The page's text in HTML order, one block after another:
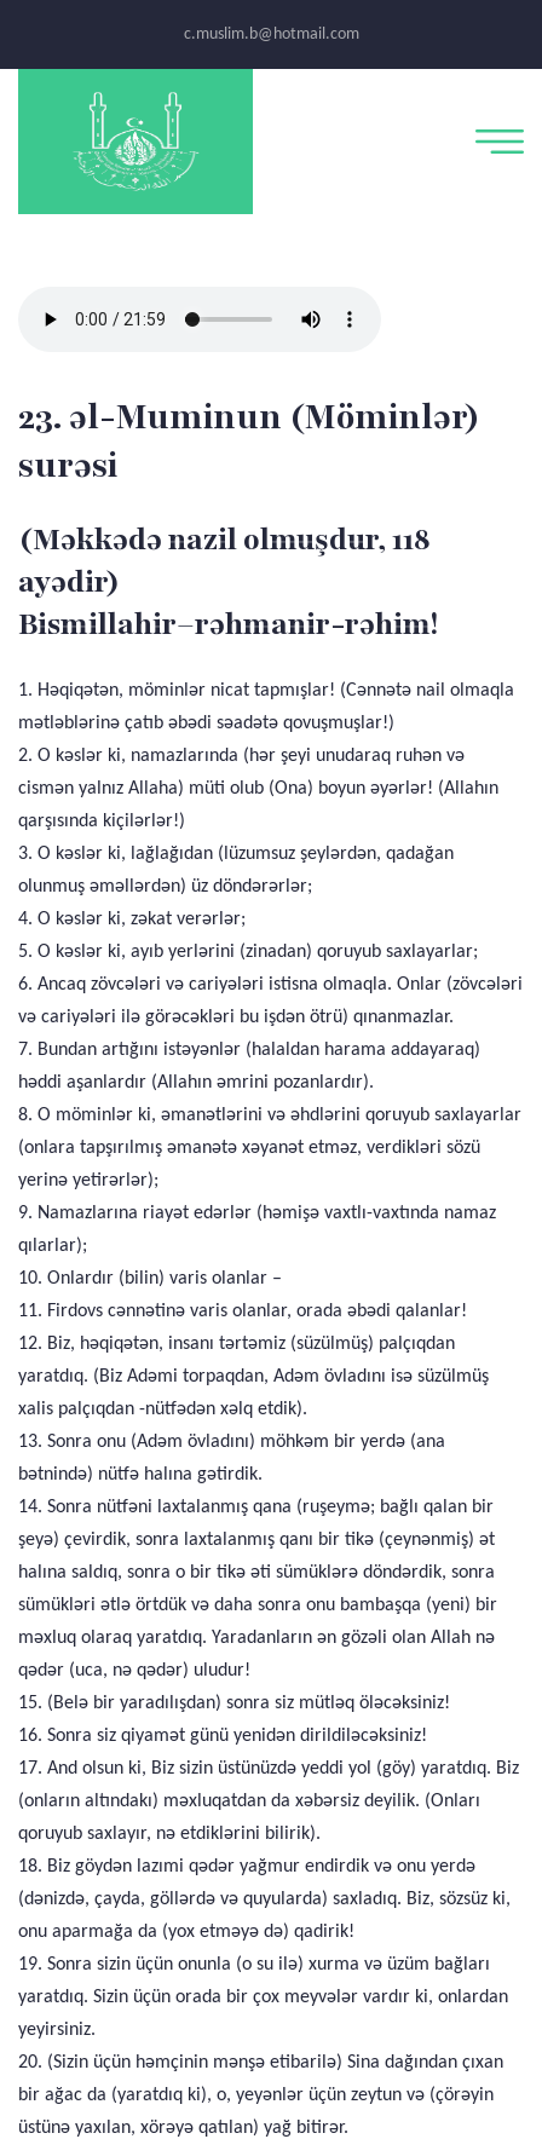
c.muslim.b@hotmail.com
23. əl-Muminun (Möminlər)
surəsi
(Məkkədə nazil olmuşdur, 118
ayədir)
Bismillahir–rəhmanir-rəhim!
1. Həqiqətən, möminlər nicat tapmışlar! (Cənnətə nail olmaqla
mətləblərinə çatıb əbədi səadətə qovuşmuşlar!)
2. O kəslər ki, namazlarında (hər şeyi unudaraq ruhən və
cismən yalnız Allaha) müti olub (Ona) boyun əyərlər! (Allahın
qarşısında kiçilərlər!)
3. O kəslər ki, lağlağıdan (lüzumsuz şeylərdən, qadağan
olunmuş əməllərdən) üz döndərərlər;
4. O kəslər ki, zəkat verərlər;
5. O kəslər ki, ayıb yerlərini (zinadan) qoruyub saxlayarlar;
6. Ancaq zövcələri və cariyələri istisna olmaqla. Onlar (zövcələri
və cariyələri ilə görəcəkləri bu işdən ötrü) qınanmazlar.
7. Bundan artığını istəyənlər (halaldan harama addayaraq)
həddi aşanlardır (Allahın əmrini pozanlardır).
8. O möminlər ki, əmanətlərini və əhdlərini qoruyub saxlayarlar
(onlara tapşırılmış əmanətə xəyanət etməz, verdikləri sözü
yerinə yetirərlər);
9. Namazlarına riayət edərlər (həmişə vaxtlı-vaxtında namaz
qılarlar);
10. Onlardır (bilin) varis olanlar –
11. Firdovs cənnətinə varis olanlar, orada əbədi qalanlar!
12. Biz, həqiqətən, insanı tərtəmiz (süzülmüş) palçıqdan
yaratdıq. (Biz Adəmi torpaqdan, Adəm övladını isə süzülmüş
xalis palçıqdan -nütfədən xəlq etdik).
13. Sonra onu (Adəm övladını) möhkəm bir yerdə (ana
bətnində) nütfə halına gətirdik.
14. Sonra nütfəni laxtalanmış qana (ruşeymə; bağlı qalan bir
şeyə) çevirdik, sonra laxtalanmış qanı bir tikə (çeynənmiş) ət
halına saldıq, sonra o bir tikə əti sümüklərə döndərdik, sonra
sümükləri ətlə örtdük və daha sonra onu bambaşqa (yeni) bir
məxluq olaraq yaratdıq. Yaradanların ən gözəli olan Allah nə
qədər (uca, nə qədər) uludur!
15. (Belə bir yaradılışdan) sonra siz mütləq öləcəksiniz!
16. Sonra siz qiyamət günü yenidən dirildiləcəksiniz!
17. And olsun ki, Biz sizin üstünüzdə yeddi yol (göy) yaratdıq. Biz
(onların altındakı) məxluqatdan da xəbərsiz deyilik. (Onları
qoruyub saxlayır, nə etdiklərini bilirik).
18. Biz göydən lazımi qədər yağmur endirdik və onu yerdə
(dənizdə, çayda, göllərdə və quyularda) saxladıq. Biz, sözsüz ki,
onu aparmağa da (yox etməyə də) qadirik!
19. Sonra sizin üçün onunla (o su ilə) xurma və üzüm bağları
yaratdıq. Sizin üçün orada bir çox meyvələr vardır ki, onlardan
yeyirsiniz.
20. (Sizin üçün həmçinin mənşə etibarilə) Sina dağından çıxan
bir ağac da (yaratdıq ki), o, yeyənlər üçün zeytun və (çörəyin
üstünə yaxılan, xörəyə qatılan) yağ bitirər.